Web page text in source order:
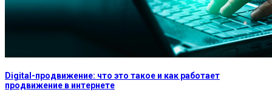
Digital-продвижение: что это такое и как работает
продвижение в интернете